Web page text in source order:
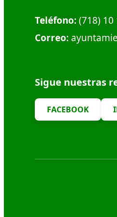
Teléfono:(718) 10
Correo:
Sigue nuestras
FACEBOOK